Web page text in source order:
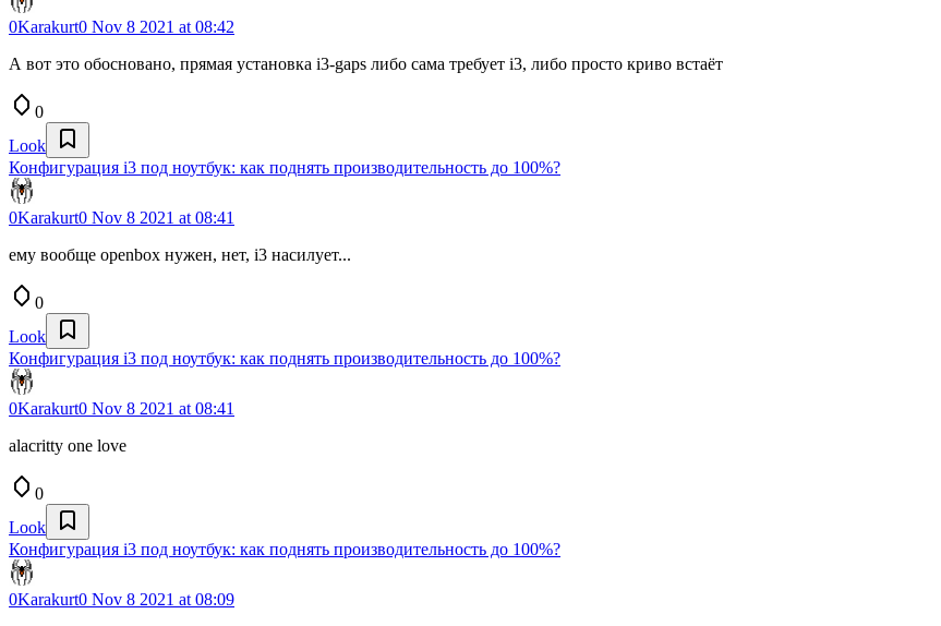
0Karakurt0 Nov 8 2021 at 08:42
А вот это обосновано, прямая установка i3-gaps либо сама требует i3, либо просто криво встаёт
0
Look
Конфигурация i3 под ноутбук: как поднять производительность до 100%?
0Karakurt0 Nov 8 2021 at 08:41
ему вообще openbox нужен, нет, i3 насилует...
0
Look
Конфигурация i3 под ноутбук: как поднять производительность до 100%?
0Karakurt0 Nov 8 2021 at 08:41
alacritty one love
0
Look
Конфигурация i3 под ноутбук: как поднять производительность до 100%?
0Karakurt0 Nov 8 2021 at 08:09